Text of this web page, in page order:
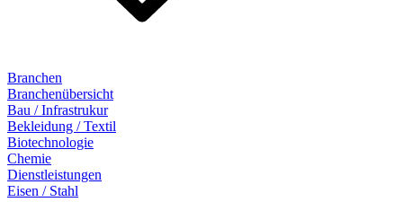
Branchen
Branchenübersicht
Bau / Infrastrukur
Bekleidung / Textil
Biotechnologie
Chemie
Dienstleistungen
Eisen / Stahl